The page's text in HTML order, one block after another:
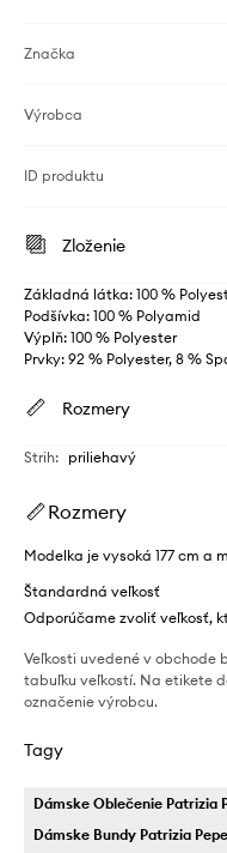
Značka
Výrobca
ID produktu
Zloženie
Základná látka: 100 %
Podšívka: 100 % Polyamid
Výplň: 100 % Polyester
Prvky: 92 % Polyester, 8 %
Rozmery
Strih: priliehavý
Rozmery
Modelka je vysoká 177 cm a
Štandardná veľkosť
Odporúčame zvoliť veľkosť,
Veľkosti uvedené v obchode
tabuľku veľkostí. Na etikete
označenie výrobcu.
Tagy
Dámske Oblečenie Patrizia
Dámske Bundy Patrizia Pepe